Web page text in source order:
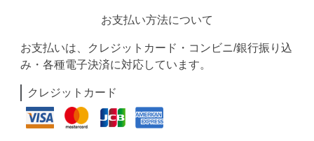
お支払い方法について
お支払いは、クレジットカード・コンビニ/銀行振り込
み・各種電子決済に対応しています。
クレジットカード